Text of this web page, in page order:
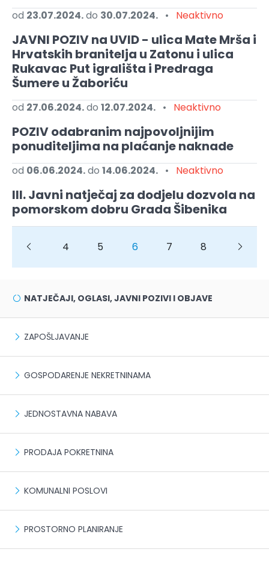
od 23.07.2024.do 30.07.2024. • Neaktivno
JAVNI POZIV na UVID - ulica Mate Mrša i
Hrvatskih branitelja u Zatonu i ulica
Rukavac Put igrališta i Predraga
Šumere u Žaboriću
od 27.06.2024.do 12.07.2024. • Neaktivno
POZIV odabranim najpovoljnijim
ponuditeljima na plaćanje naknade
od 06.06.2024.do 14.06.2024. • Neaktivno
III. Javni natječaj za dodjelu dozvola na
pomorskom dobru Grada Šibenika
Previous
4 5 6 7 8
NATJEČAJI, OGLASI, JAVNI POZIVI I OBJAVE
ZAPOŠLJAVANJE
GOSPODARENJE NEKRETNINAMA
JEDNOSTAVNA NABAVA
PRODAJA POKRETNINA
KOMUNALNI POSLOVI
PROSTORNO PLANIRANJE